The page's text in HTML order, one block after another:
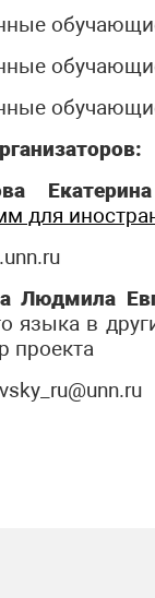
для
Людмила
языка в
проекта